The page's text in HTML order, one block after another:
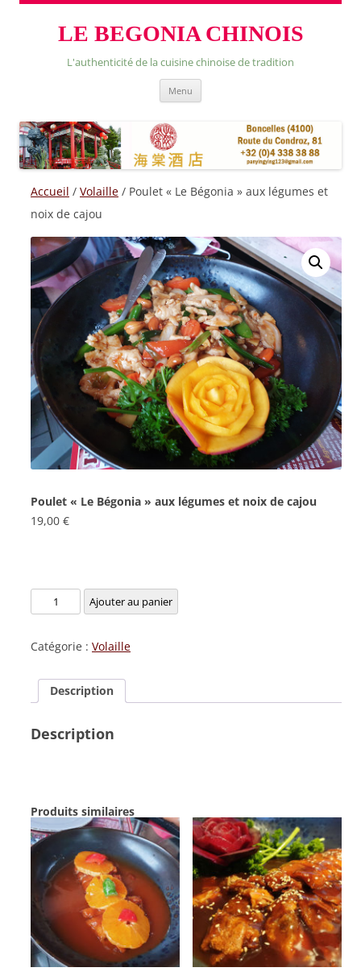
LE BEGONIA CHINOIS
L'authenticité de la cuisine chinoise de tradition
Menu
Accueil / Volaille / Poulet « Le Bégonia » aux légumes et
noix de cajou
Poulet « Le Bégonia » aux légumes et noix de cajou
19,00 €
quantité
de
«
Bégonia
aux
de
cajou
Ajouter au panier
Catégorie : Volaille
Description
Description
Produits similaires